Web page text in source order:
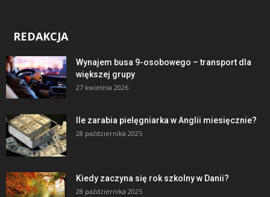
REDAKCJA
Wynajem busa 9-osobowego – transport dla
większej grupy
27 kwietnia 2026
Ile zarabia pielęgniarka w Anglii miesięcznie?
28 października 2025
Kiedy zaczyna się rok szkolny w Danii?
28 października 2025